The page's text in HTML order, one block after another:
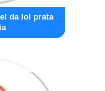
da lol prata